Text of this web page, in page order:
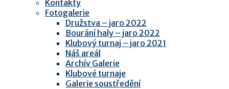
Kontakty
Fotogalerie
Družstva – jaro 2022
Bourání haly – jaro 2022
Klubový turnaj – jaro 2021
Náš areál
Archív Galerie
Klubové turnaje
Galerie soustředění